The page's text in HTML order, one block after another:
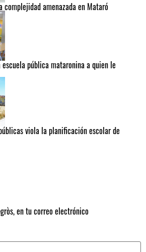
complejidad amenazada en Mataró
pública mataronina a quien le
viola la planificación escolar de
en tu correo electrónico